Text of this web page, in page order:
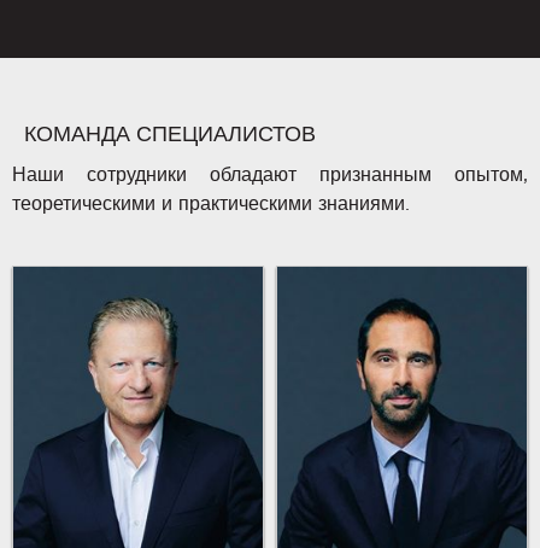
КОМАНДА СПЕЦИАЛИСТОВ
Наши сотрудники обладают признанным опытом,
теоретическими и практическими знаниями.